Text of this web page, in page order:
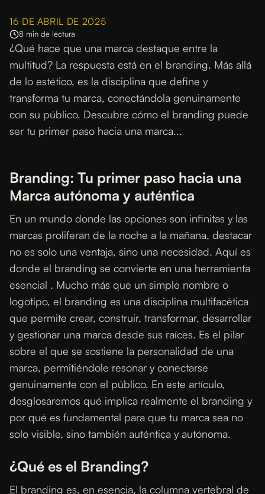
16 DE ABRIL DE 2025
8 min de lectura
¿Qué hace que una marca destaque entre la
multitud? La respuesta está en el branding. Más allá
de lo estético, es la disciplina que define y
transforma tu marca, conectándola genuinamente
con su público. Descubre cómo el branding puede
ser tu primer paso hacia una marca...
Branding: Tu primer paso hacia una
Marca autónoma y auténtica
En un mundo donde las opciones son infinitas y las
marcas proliferan de la noche a la mañana, destacar
no es solo una ventaja, sino una necesidad. Aquí es
donde el branding se convierte en una herramienta
esencial . Mucho más que un simple nombre o
logotipo, el branding es una disciplina multifacética
que permite crear, construir, transformar, desarrollar
y gestionar una marca desde sus raíces. Es el pilar
sobre el que se sostiene la personalidad de una
marca, permitiéndole resonar y conectarse
genuinamente con el público. En este artículo,
desglosaremos qué implica realmente el branding y
por qué es fundamental para que tu marca sea no
solo visible, sino también auténtica y autónoma.
¿Qué es el Branding?
El branding es, en esencia, la columna vertebral de